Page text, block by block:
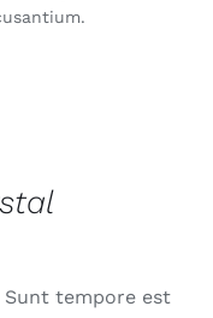
Sunt tempore est